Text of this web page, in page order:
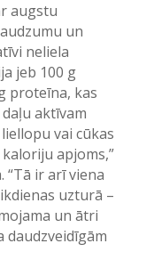
augstu
un
neliela
jeb 100 g
proteīna, kas
aktīvam
vai cūkas
apjoms,”
“Tā ir arī viena
uzturā –
un ātri
daudzveidīgām